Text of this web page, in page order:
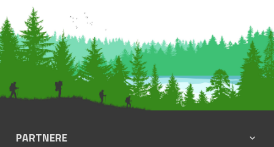
PARTNERE